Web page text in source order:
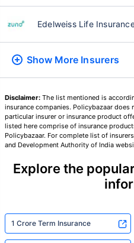
Edelweiss Life
Show More Insurers
Disclaimer: The list mentioned is
insurance companies. Policybazaar does
particular insurer or insurance product
listed here comprise of insurance
Policybazaar. For complete list of
and Development Authority of India
Explore the
1 Crore Term Insurance
₹ 1,376/
तुमच्या कुटुंबाची
योग्य
*₹434 प्रति महिना, 1 कोटीच्या टर्म लाइफ विम्यासाठी
आजार नसलेल्या व्यक्तीसाठी, 36 वर्षे वयापर्यंत कव्हर। *₹630
आहे — धूम्रपान न करणाऱ्या, कोणतेही पूर्व-विद्यमान आजार
महिना, 1 कोटीच्या टर्म लाइफ विम्यासाठी सुरुवातीची किंमत